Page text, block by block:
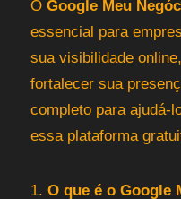
O Google Meu
essencial para
sua visibilidade
fortalecer sua
completo para ajudá-
essa plataforma
1. O que é o Google